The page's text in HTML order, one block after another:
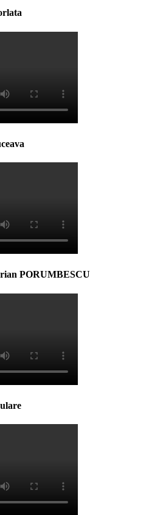
PORUMBESCU